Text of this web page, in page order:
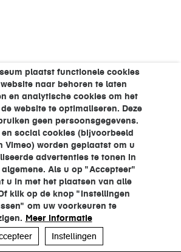
plaatst functionele cookies
naar behoren te laten
en analytische cookies om het
website te optimaliseren. Deze
geen persoonsgegevens.
social cookies (bijvoorbeeld
Vimeo) worden geplaatst om u
advertenties te tonen in
Als u op "Accepteer"
u in met het plaatsen van alle
klik op de knop "Instellingen
om uw voorkeuren te
Meer informatie
Instellingen